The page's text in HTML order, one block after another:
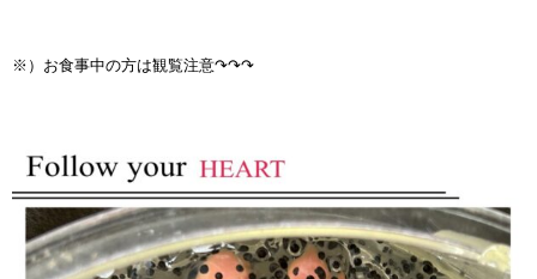
※）お食事中の方は観覧注意↷↷↷